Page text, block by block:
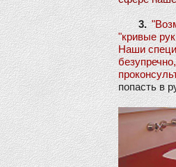
3.
"кривые
Наши
попасть в